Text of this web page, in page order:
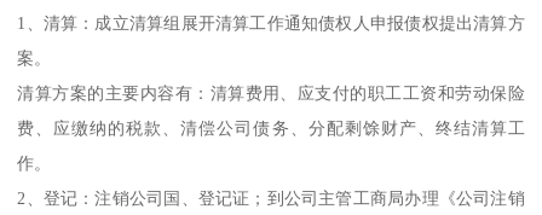
1、清算：成立清算组展开清算工作通知债权人申报债权提出清算方
案。
清算方案的主要内容有：清算费用、应支付的职工工资和劳动保险
费、应缴纳的税款、清偿公司债务、分配剩馀财产、终结清算工
作。
2、登记：注销公司国、登记证；到公司主管工商局办理《公司注销